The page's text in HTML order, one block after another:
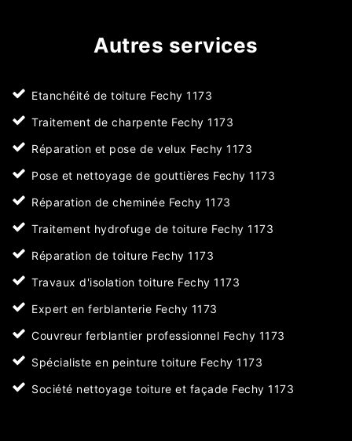
Autres services
Etanchéité de toiture Fechy 1173
Traitement de charpente Fechy 1173
Réparation et pose de velux Fechy 1173
Pose et nettoyage de gouttières Fechy 1173
Réparation de cheminée Fechy 1173
Traitement hydrofuge de toiture Fechy 1173
Réparation de toiture Fechy 1173
Travaux d'isolation toiture Fechy 1173
Expert en ferblanterie Fechy 1173
Couvreur ferblantier professionnel Fechy 1173
Spécialiste en peinture toiture Fechy 1173
Société nettoyage toiture et façade Fechy 1173